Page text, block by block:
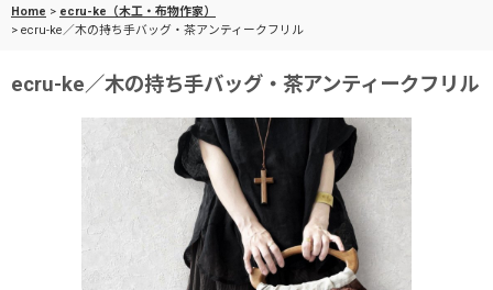
Home > ecru-ke（木工・布物作家）
> ecru-ke／木の持ち手バッグ・茶アンティークフリル
ecru-ke／木の持ち手バッグ・茶アンティークフリル